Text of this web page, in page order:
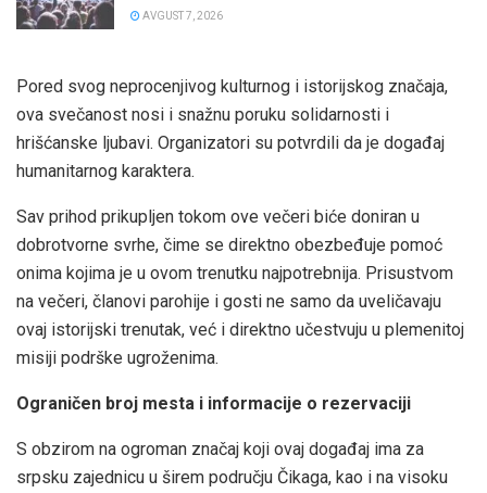
AVGUST 7, 2026
Pored svog neprocenjivog kulturnog i istorijskog značaja,
ova svečanost nosi i snažnu poruku solidarnosti i
hrišćanske ljubavi. Organizatori su potvrdili da je događaj
humanitarnog karaktera.
Sav prihod prikupljen tokom ove večeri biće doniran u
dobrotvorne svrhe, čime se direktno obezbeđuje pomoć
onima kojima je u ovom trenutku najpotrebnija. Prisustvom
na večeri, članovi parohije i gosti ne samo da uveličavaju
ovaj istorijski trenutak, već i direktno učestvuju u plemenitoj
misiji podrške ugroženima.
Ograničen broj mesta i informacije o rezervaciji
S obzirom na ogroman značaj koji ovaj događaj ima za
srpsku zajednicu u širem području Čikaga, kao i na visoku